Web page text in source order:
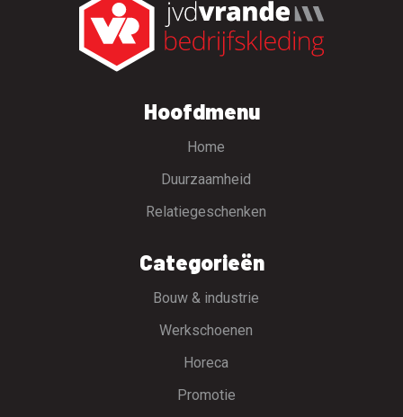
Hoofdmenu
Home
Duurzaamheid
Relatiegeschenken
Categorieën
Bouw & industrie
Werkschoenen
Horeca
Promotie